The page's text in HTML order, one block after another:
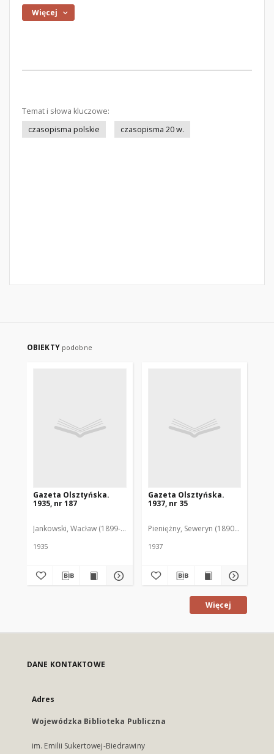
Więcej
Temat i słowa kluczowe:
czasopisma polskie
czasopisma 20 w.
OBIEKTY podobne
Gazeta Olsztyńska.
1935, nr 187
Jankowski, Wacław (1899-1975). Red.
1935
Gazeta Olsztyńska.
1937, nr 35
Pieniężny, Seweryn (1890-1940). Red.
1937
Więcej
DANE KONTAKTOWE
Adres
Wojewódzka Biblioteka Publiczna
im. Emilii Sukertowej-Biedrawiny